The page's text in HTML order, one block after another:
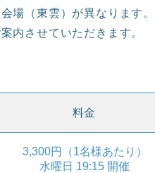
場（東雲）が異なります。
内させていただきます。
料金
3,300円（1名様あたり）
水曜日 19:15 開催